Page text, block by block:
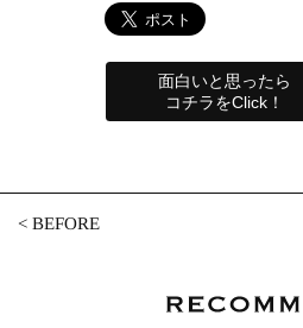
面白いと思ったら
コチラをClick！
<BEFORE